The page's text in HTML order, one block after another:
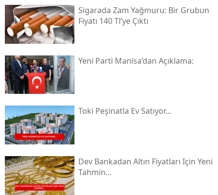
Sigarada Zam Yağmuru: Bir Grubun
Fiyatı 140 Tl’ye Çıktı
Yeni̇ Parti Manisa’dan Açıklama:
Toki̇ Peşinatla Ev Satıyor...
Dev Bankadan Altın Fiyatları Için Yeni
Tahmin...